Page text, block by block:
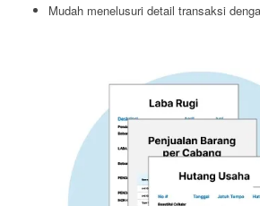
Mudah menelusuri detail transaksi